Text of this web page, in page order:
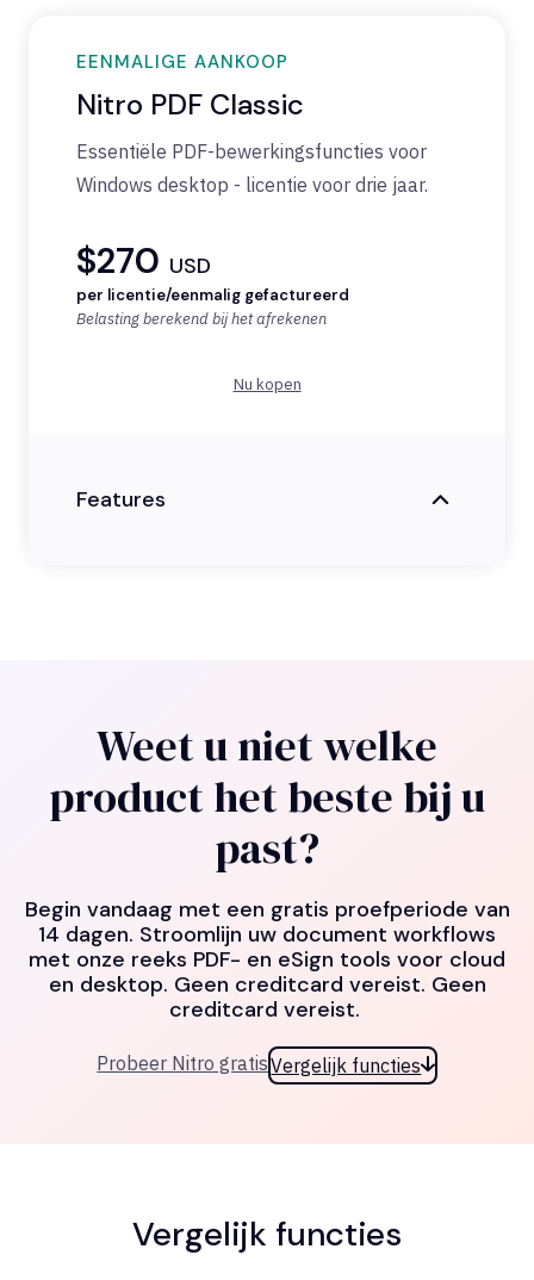
EENMALIGE AANKOOP
Nitro PDF Classic
Essentiële PDF- bewerkingsfuncties voor
Windows desktop - licentie voor drie jaar.
$270 USD
per licentie/eenmalig gefactureerd
Belasting berekend bij het afrekenen
Nu kopen
Features
Weet u niet welke
product het beste bij u
past?
Begin vandaag met een gratis proefperiode van
14 dagen. Stroomlijn uw document workflows
met onze reeks PDF- en eSign tools voor cloud
en desktop. Geen creditcard vereist. Geen
creditcard vereist.
Probeer Nitro gratisVergelijk functies
Vergelijk functies